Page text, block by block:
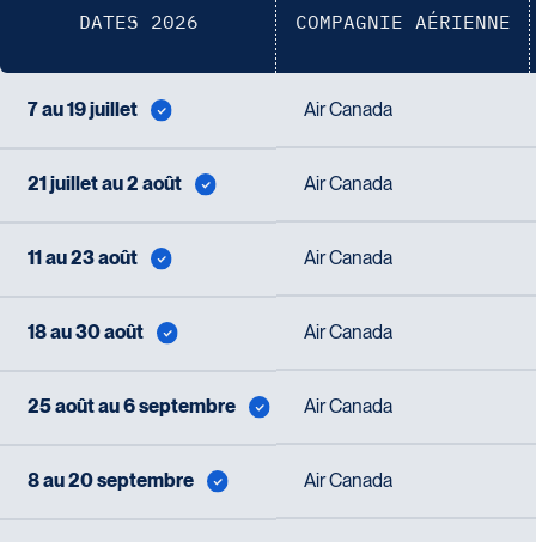
DATES 2026 COMPAGNIE AÉRIENNE
7 au 19 juillet Air Canada
21 juillet au 2 août Air Canada
11 au 23 août Air Canada
18 au 30 août Air Canada
25 août au 6 septembre Air Canada
8 au 20 septembre Air Canada